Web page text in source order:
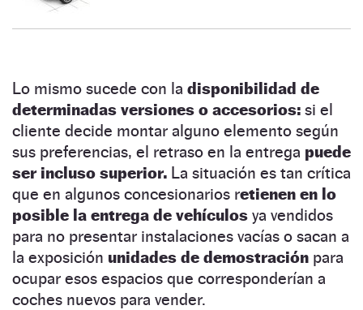
Lo mismo sucede con la disponibilidad de
determinadas versiones o accesorios: si el
cliente decide montar alguno elemento según
sus preferencias, el retraso en la entrega puede
ser incluso superior. La situación es tan crítica
que en algunos concesionarios retienen en lo
posible la entrega de vehículos ya vendidos
para no presentar instalaciones vacías o sacan a
la exposición unidades de demostración para
ocupar esos espacios que corresponderían a
coches nuevos para vender.